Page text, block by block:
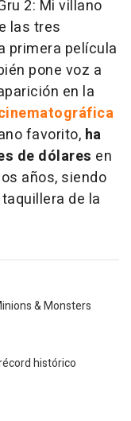
2: Mi villano
las tres
primera película
pone voz a
en la
favorito, ha
de dólares en
años, siendo
de la
& Monsters
histórico